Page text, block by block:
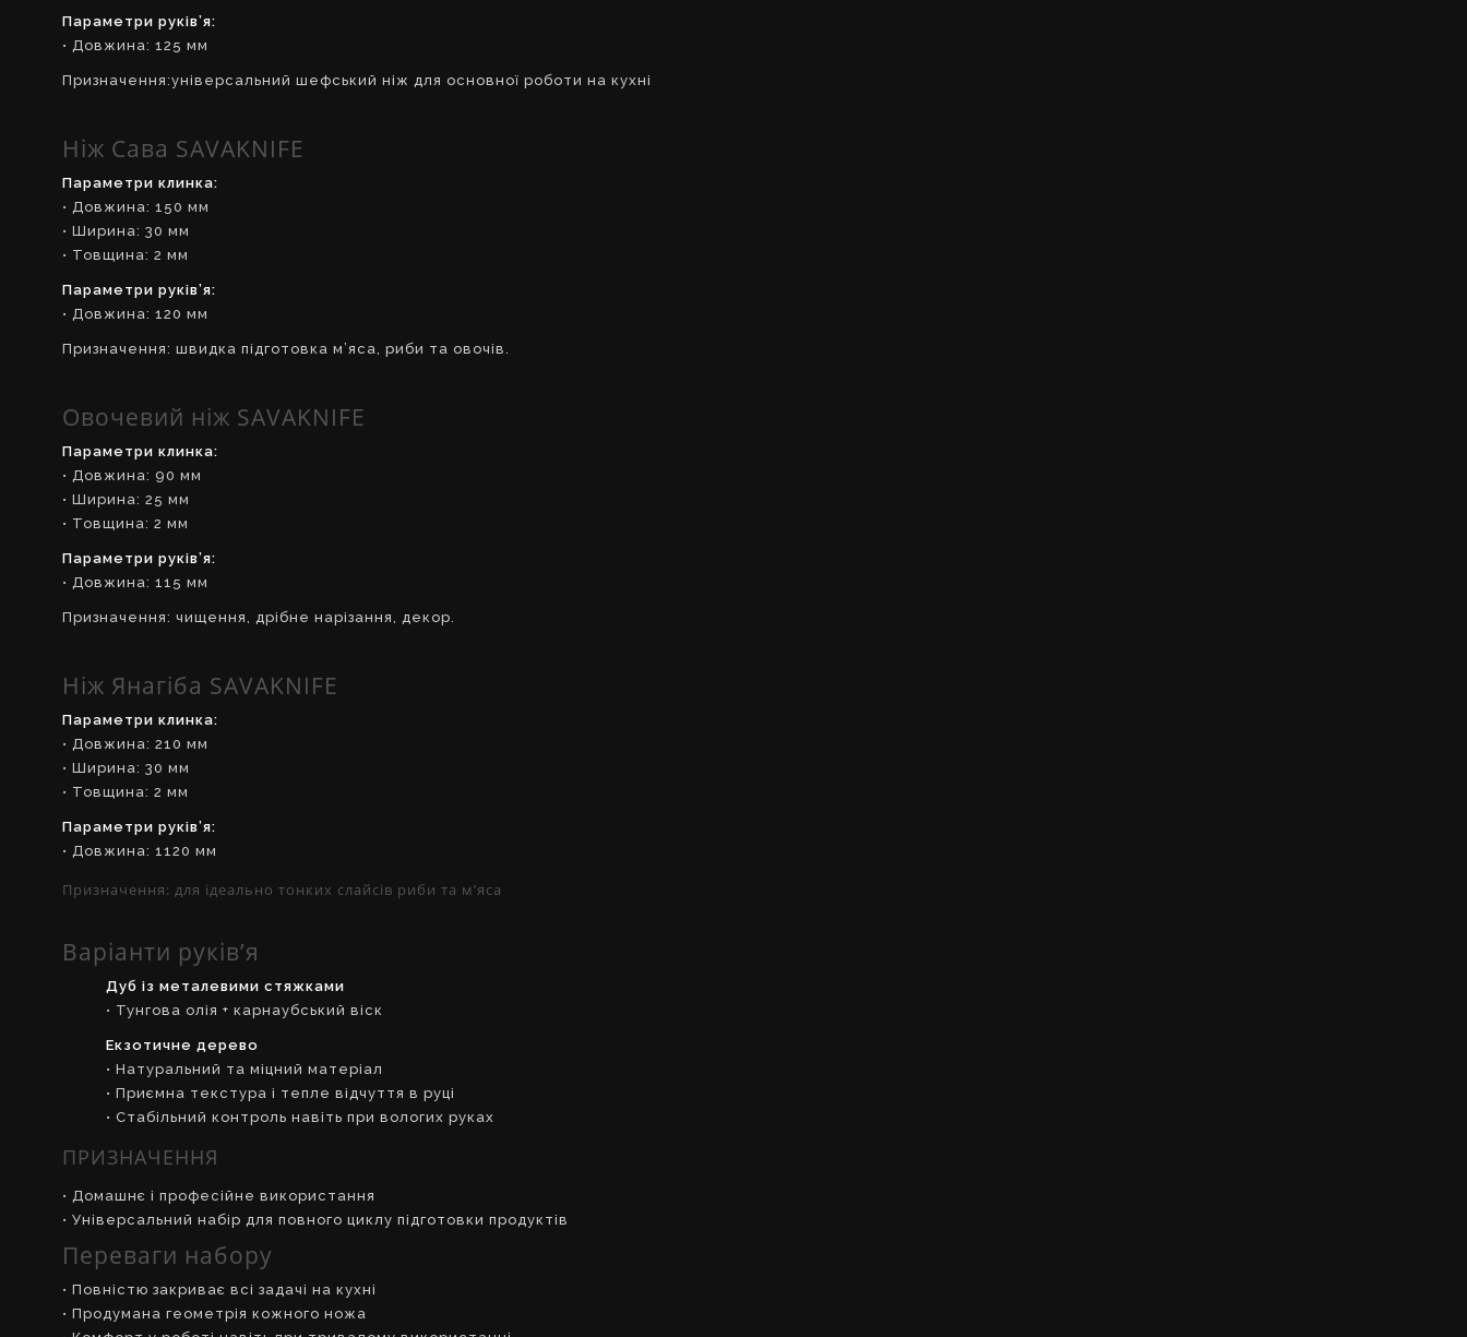
Параметри руків’я:
• Довжина: 125 мм
Призначення:універсальний шефський ніж для основної роботи на кухні
Ніж Сава SAVAKNIFE
Параметри клинка:
• Довжина: 150 мм
• Ширина: 30 мм
• Товщина: 2 мм
Параметри руків’я:
• Довжина: 120 мм
Призначення: швидка підготовка м’яса, риби та овочів.
Овочевий ніж SAVAKNIFE
Параметри клинка:
• Довжина: 90 мм
• Ширина: 25 мм
• Товщина: 2 мм
Параметри руків’я:
• Довжина: 115 мм
Призначення: чищення, дрібне нарізання, декор.
Ніж Янагіба SAVAKNIFE
Параметри клинка:
• Довжина: 210 мм
• Ширина: 30 мм
• Товщина: 2 мм
Параметри руків’я:
• Довжина: 1120 мм
Призначення: для ідеально тонких слайсів риби та м’яса
Варіанти руків’я
Дуб із металевими стяжками
• Тунгова олія + карнаубський віск
Екзотичне дерево
• Натуральний та міцний матеріал
• Приємна текстура і тепле відчуття в руці
• Стабільний контроль навіть при вологих руках
ПРИЗНАЧЕННЯ
• Домашнє і професійне використання
• Універсальний набір для повного циклу підготовки продуктів
Переваги набору
• Повністю закриває всі задачі на кухні
• Продумана геометрія кожного ножа